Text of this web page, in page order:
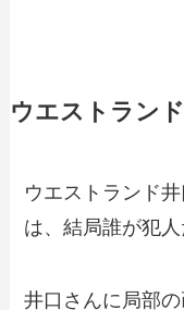
ウエストラン
ウエストランド
は、結局誰が犯
井口さんに局部